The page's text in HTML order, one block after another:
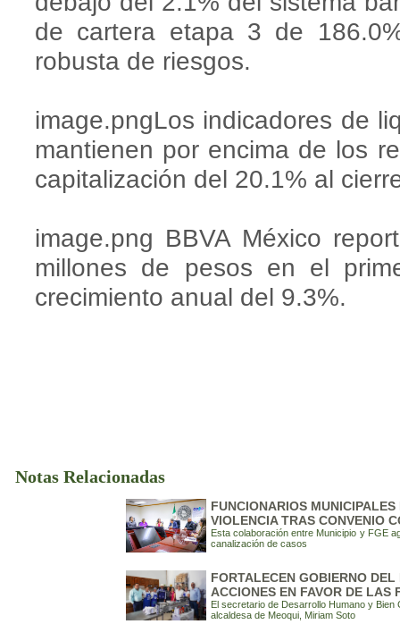
de cartera etapa 3 de
robusta de riesgos.
image.pngLos indicadores de
mantienen por encima de los
capitalización del 20.1% al
image.png BBVA México
millones de pesos en el
crecimiento anual del 9.3%.
Notas Relacionadas
FUNCIONARIOS
VIOLENCIA TRAS CONVENIO
Esta colaboración entre Municipio y FGE
canalización de casos
FORTALECEN GOBIERNO
ACCIONES EN FAVOR DE LAS
El secretario de Desarrollo Humano y
alcaldesa de Meoqui, Miriam Soto